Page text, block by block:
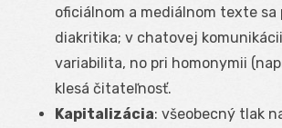
oficiálnom a mediálnom texte
diakritika; v chatovej
variabilita, no pri homonymii
klesá čitateľnosť.
Kapitalizácia: všeobecný tlak